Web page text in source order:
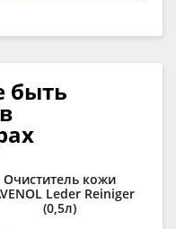
быть
Очиститель кожи
Leder Reiniger
(0,5л)